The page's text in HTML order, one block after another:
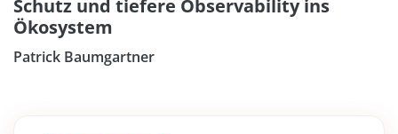
Schutz und tiefere Observability ins
Ökosystem
Patrick Baumgartner